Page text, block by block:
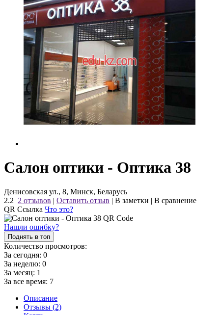
Салон оптики - Оптика 38
Денисовская ул., 8, Минск, Беларусь
2.2 2 отзывов | Оставить отзыв | В заметки | В сравнение
QR Ссылка Что это?
Нашли ошибку?
Поднять в топ
Количество просмотров:
За сегодня: 0
За неделю: 0
За месяц: 1
За все время: 7
Описание
Отзывы (2)